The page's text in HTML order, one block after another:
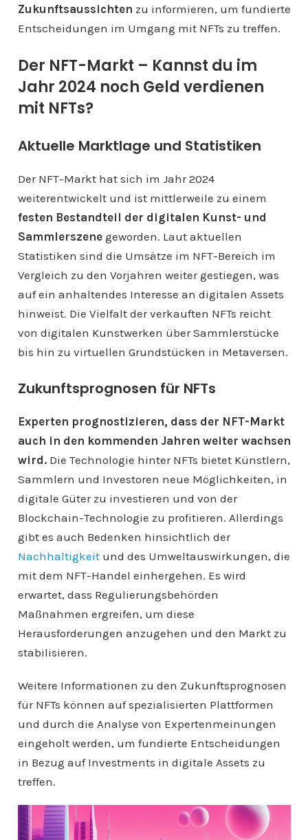
Zukunftsaussichten zu informieren, um fundierte
Entscheidungen im Umgang mit NFTs zu treffen.
Der NFT-Markt – Kannst du im
Jahr 2024 noch Geld verdienen
mit NFTs?
Aktuelle Marktlage und Statistiken
Der NFT-Markt hat sich im Jahr 2024
weiterentwickelt und ist mittlerweile zu einem
festen Bestandteil der digitalen Kunst- und
Sammlerszene geworden. Laut aktuellen
Statistiken sind die Umsätze im NFT-Bereich im
Vergleich zu den Vorjahren weiter gestiegen, was
auf ein anhaltendes Interesse an digitalen Assets
hinweist. Die Vielfalt der verkauften NFTs reicht
von digitalen Kunstwerken über Sammlerstücke
bis hin zu virtuellen Grundstücken in Metaversen.
Zukunftsprognosen für NFTs
Experten prognostizieren, dass der NFT-Markt
auch in den kommenden Jahren weiter wachsen
wird.Die Technologie hinter NFTs bietet Künstlern,
Sammlern und Investoren neue Möglichkeiten, in
digitale Güter zu investieren und von der
Blockchain-Technologie zu profitieren. Allerdings
gibt es auch Bedenken hinsichtlich der
Nachhaltigkeit und des Umweltauswirkungen, die
mit dem NFT-Handel einhergehen. Es wird
erwartet, dass Regulierungsbehörden
Maßnahmen ergreifen, um diese
Herausforderungen anzugehen und den Markt zu
stabilisieren.
Weitere Informationen zu den Zukunftsprognosen
für NFTs können auf spezialisierten Plattformen
und durch die Analyse von Expertenmeinungen
eingeholt werden, um fundierte Entscheidungen
in Bezug auf Investments in digitale Assets zu
treffen.